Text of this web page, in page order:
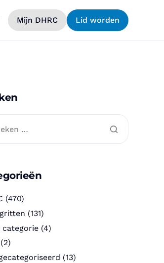
Mijn DHRC Lid worden
(470)
(131)
categorie (4)
(2)
(13)